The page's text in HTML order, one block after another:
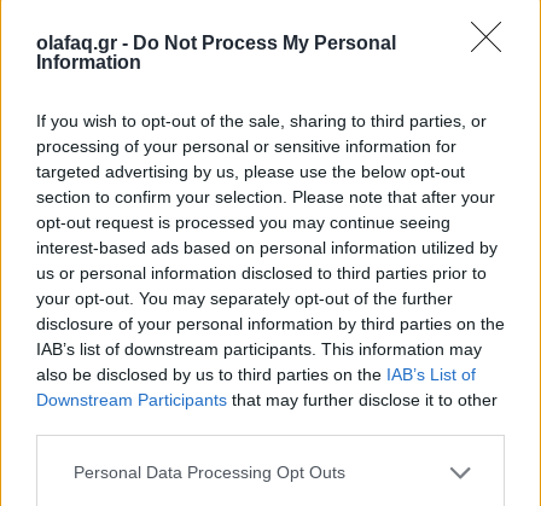
olafaq.gr - Do Not Process My Personal
Information
If you wish to opt-out of the sale, sharing to third parties, or
processing of your personal or sensitive information for
targeted advertising by us, please use the below opt-out
section to confirm your selection. Please note that after your
opt-out request is processed you may continue seeing
interest-based ads based on personal information utilized by
us or personal information disclosed to third parties prior to
your opt-out. You may separately opt-out of the further
disclosure of your personal information by third parties on the
IAB’s list of downstream participants. This information may
also be disclosed by us to third parties on the IAB’s List of
Downstream Participants that may further disclose it to other
Personal Data Processing Opt Outs
Περιβάλλον
Η Ανταρκτική καταρρέει
25.05.26
Ο παγετώνας Thwaites στην Ανταρκτική, γνωστός και ως
“Doomsday Glacier”, φαίνεται πως βρίσκεται πλέον ένα
βήμα πριν από τη διάλυση, με τους επιστήμονες να
προειδοποιούν για αλυσιδωτές επιπτώσεις στην